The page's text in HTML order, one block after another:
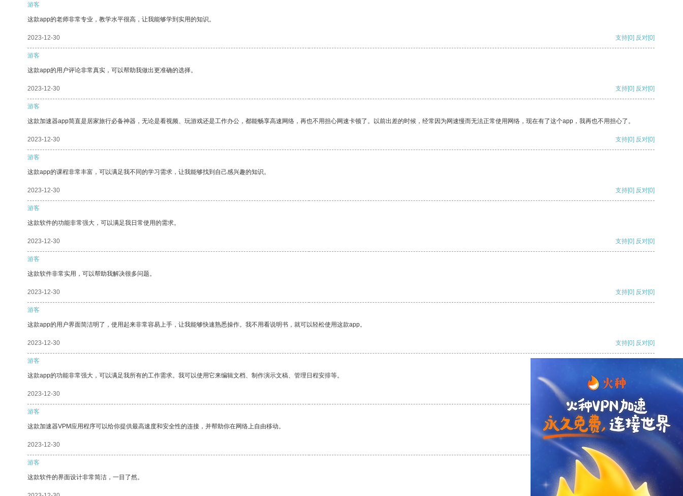
游客
这款app的老师非常专业，教学水平很高，让我能够学到实用的知识。
2023-12-30 支持[0] 反对[0]
游客
这款app的用户评论非常真实，可以帮助我做出更准确的选择。
2023-12-30 支持[0] 反对[0]
游客
这款加速器app简直是居家旅行必备神器，无论是看视频、玩游戏还是工作办公，都能畅享高速网络，再也不用担心网速卡顿了。以前出差的时候，经常因为网速慢而无法正常使用网络，现在有了这个app，我再也不用担心了。
2023-12-30 支持[0] 反对[0]
游客
这款app的课程非常丰富，可以满足我不同的学习需求，让我能够找到自己感兴趣的知识。
2023-12-30 支持[0] 反对[0]
游客
这款软件的功能非常强大，可以满足我日常使用的需求。
2023-12-30 支持[0] 反对[0]
游客
这款软件非常实用，可以帮助我解决很多问题。
2023-12-30 支持[0] 反对[0]
游客
这款app的用户界面简洁明了，使用起来非常容易上手，让我能够快速熟悉操作。我不用看说明书，就可以轻松使用这款app。
2023-12-30 支持[0] 反对[0]
游客
这款app的功能非常强大，可以满足我所有的工作需求。我可以使用它来编辑文档、制作演示文稿、管理日程安排等。
2023-12-30
游客
这款加速器VPM应用程序可以给你提供最高速度和安全性的连接，并帮助你在网络上自由移动。
2023-12-30 反对
游客
这款软件的界面设计非常简洁，一目了然。